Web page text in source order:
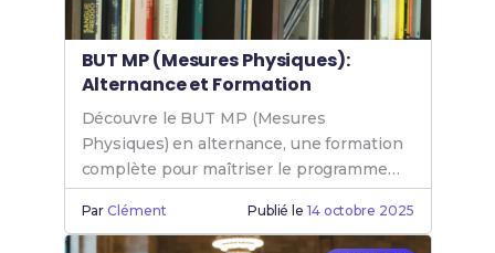
BUT MP (Mesures Physiques):
Alternance et Formation
Découvre le BUT MP (Mesures
Physiques) en alternance, une formation
complète pour maîtriser le programme
Mesure Physique et booster ta carrière.
ParClément Publié le 14 octobre 2025